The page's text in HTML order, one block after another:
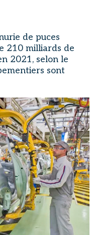
de puces
210 milliards de
2021, selon le
sont